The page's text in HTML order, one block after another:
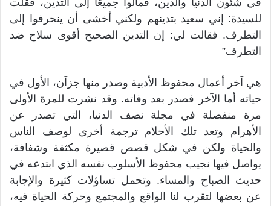
في شئون الدنيا والدين، فمالوا جميعًا إلى التدين، فقلت
للسيدة: إني سعيد بتدينهم ولكني أخشى أن ينحرفوا إلى
التطرف. فقالت لي: إن التدين الصحيح أقوى سلاح ضد
التطرف”
هي آخر أعمال محفوظ الأدبية وصدر منها جزآن، الأول في
حياته أما الآخر فصدر بعد وفاته. وقد نشرت للمرة الأولى
مرة منفصلة في مجلة نصف الدنيا، التي تصدر عن
الأهرام وتعد تلك الأحلام ترجمة أخرى لوصف الناس
والحياة ولكن في شكل قصص قصيرة مكثفة وشفافة،
يواصل فيها نجيب محفوظ الأسلوب نفسه الذي ابتدعه في
حديث الصباح والمساء. وتحمل تساؤلات كثيرة والإجابة
عن بعضها لتقرب لنا الواقع والمجتمع وحركة الحياة فيه،